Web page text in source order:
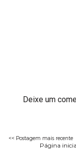
Deixe um
<< Postagem mais recente
Página